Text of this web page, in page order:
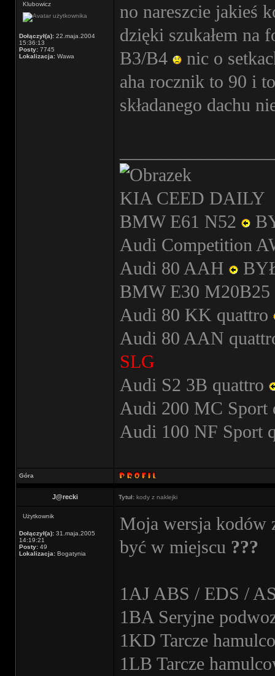
Klubowicz
Dołączył(a): 22.maja.2004
15:36:13
Posty: 7745
Lokalizacja: Wawa
no nareszcie jakieś
dzięki szukałem na
B3/B4
nic o
aha rocznik to 90 i
składanego dachu
KIA CEED DAILY
BMW E61 N52
Audi Competition
Audi 80 AAH
BMW E30 M20B25
Audi 80 KK quattro
Audi 80 AAN
SLG
Audi S2 3B quattro
Audi 200 MC Sport
Audi 100 NF Sport
Góra
J@recki Tytuł: kody z naklejki
Użytkownik
Dołączył(a): 31.maja.2005
14:19:21
Posty: 49
Lokalizacja: Bogatynia
Moja wersja kodów
być w miejscu ???
1AJ ABS / EDS /
1BA Seryjne
1KD Tarcze
1LB Tarcze